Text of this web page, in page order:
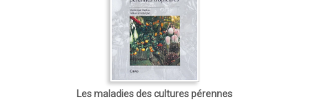
Les maladies des cultures pérennes